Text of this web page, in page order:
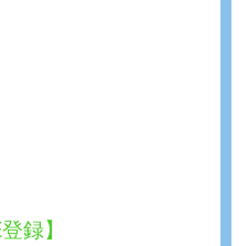
録】